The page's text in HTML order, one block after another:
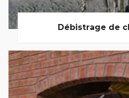
Débistrage de